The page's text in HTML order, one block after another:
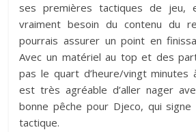
ses premières tactiques de jeu,
vraiment besoin du contenu du
pourrais assurer un point en
Avec un matériel au top et des
pas le quart d’heure/vingt minutes
est très agréable d’aller nager
bonne pêche pour Djeco, qui
tactique.